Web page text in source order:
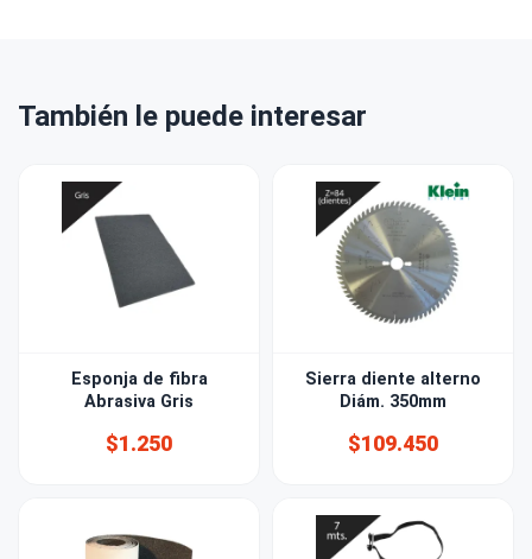
También le puede interesar
Esponja de fibra
Abrasiva Gris
$1.250
Sierra diente alterno
Diám. 350mm
$109.450